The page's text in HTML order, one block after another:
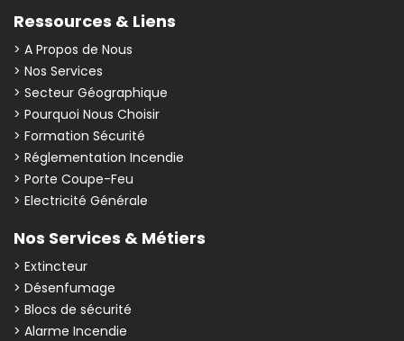
Ressources & Liens
> A Propos de Nous
> Nos Services
> Secteur Géographique
> Pourquoi Nous Choisir
> Formation Sécurité
> Réglementation Incendie
> Porte Coupe-Feu
> Electricité Générale
Nos Services & Métiers
> Extincteur
> Désenfumage
> Blocs de sécurité
> Alarme Incendie